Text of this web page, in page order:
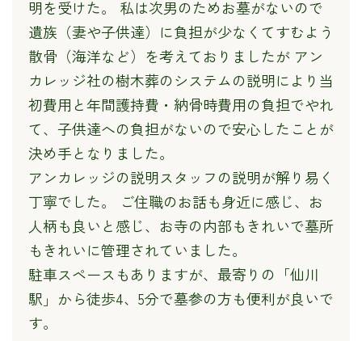
明を受けた。 私は次男のためお墓がないので
遺族（妻や子供達）に負担が少なくてすむよう
散骨（海洋など）を考えておりましたが アン
カレッジ社の樹木葬のシステムの説明により当
初費用と年間護持費・納骨時費用の負担でやれ
て、子供達への負担がないので安心したことが
決め手となりました。
アンカレッジの説明スタッフの説明が解り易く
丁寧でした。 ご住職のお話も身近に感じ、お
人柄も良いと感じ、お寺の内部もきれいで墓所
もきれいに管理されていました。
駐車スペースもありますが、最寄りの「仙川
駅」から徒歩4、5分で墓参の方も便利が良いで
す。